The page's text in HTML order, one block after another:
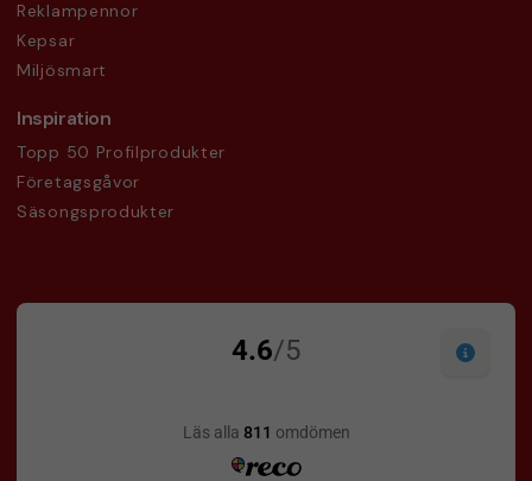
Reklampennor
Kepsar
Miljösmart
Inspiration
Topp 50 Profilprodukter
Företagsgåvor
Säsongsprodukter